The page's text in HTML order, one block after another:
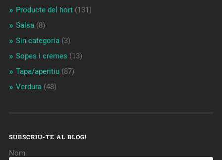
Producte del hort(131)
Salsa(8)
Sin categoría(3)
Sopes i cremes (13)
Tapa/aperitiu(87)
Verdura(48)
SUBSCRIU-TE AL BLOG!
Nom